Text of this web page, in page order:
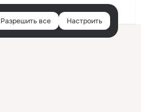
Войти
Разрешить все Настроить